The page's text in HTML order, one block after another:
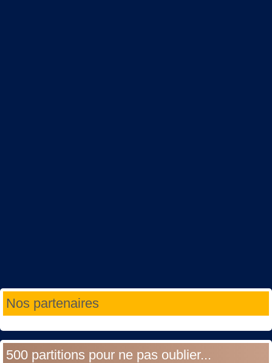
Nos partenaires
500 partitions pour ne pas oublier...
Année
précédente
Mois
précédent
Année
suivante
Mois
suivant